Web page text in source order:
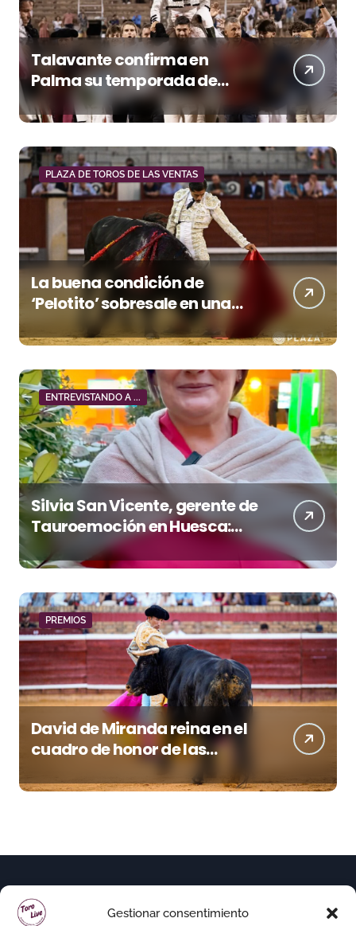
Gestionar consentimiento
Talavante confirma en
Palma su temporada de
figura y el palco niega el
premio a Roca Rey
PLAZA DE TOROS DE LAS VENTAS
La buena condición de
‘Pelotito’ sobresale en una
noche gris en Las Ventas
ENTREVISTANDO A ...
Silvia San Vicente, gerente de
Tauroemoción en Huesca:
«Todas las figuras del toreo
quieren venir a esta feria»
PREMIOS
David de Miranda reina en el
cuadro de honor de las
Colombinas 2026